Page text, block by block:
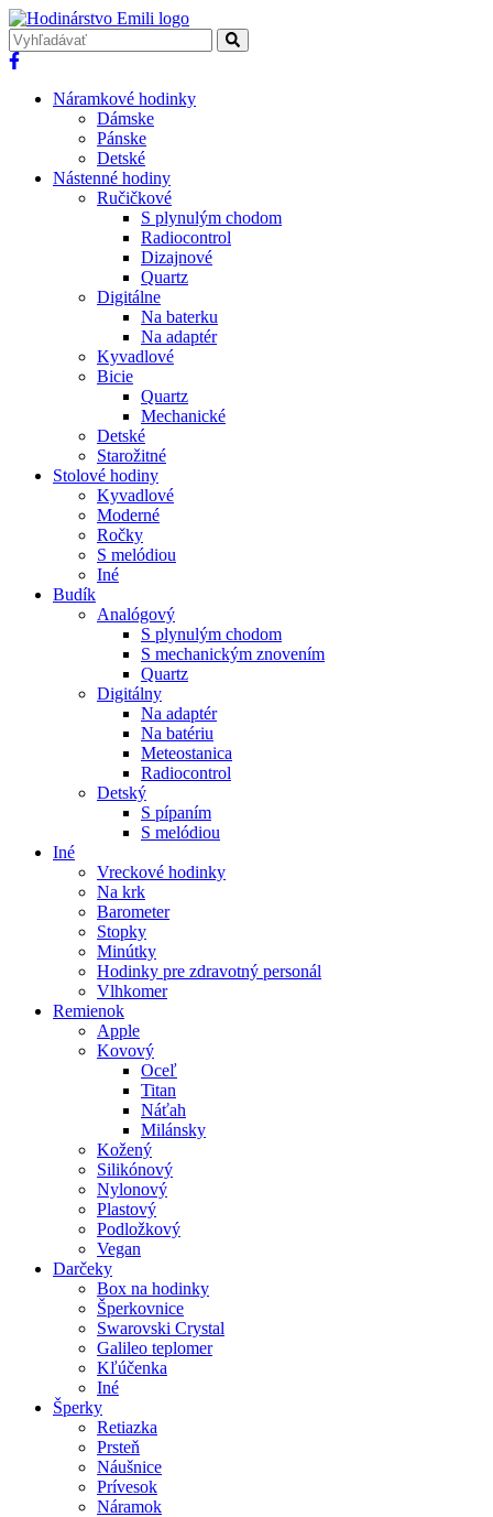
Náramkové hodinky
Dámske
Pánske
Detské
Nástenné hodiny
Ručičkové
S plynulým chodom
Radiocontrol
Dizajnové
Quartz
Digitálne
Na baterku
Na adaptér
Kyvadlové
Bicie
Quartz
Mechanické
Detské
Starožitné
Stolové hodiny
Kyvadlové
Moderné
Ročky
S melódiou
Iné
Budík
Analógový
S plynulým chodom
S mechanickým znovením
Quartz
Digitálny
Na adaptér
Na batériu
Meteostanica
Radiocontrol
Detský
S pípaním
S melódiou
Iné
Vreckové hodinky
Na krk
Barometer
Stopky
Minútky
Hodinky pre zdravotný personál
Vlhkomer
Remienok
Apple
Kovový
Oceľ
Titan
Náťah
Milánsky
Kožený
Silikónový
Nylonový
Plastový
Podložkový
Vegan
Darčeky
Box na hodinky
Šperkovnice
Swarovski Crystal
Galileo teplomer
Kľúčenka
Iné
Šperky
Retiazka
Prsteň
Náušnice
Prívesok
Náramok